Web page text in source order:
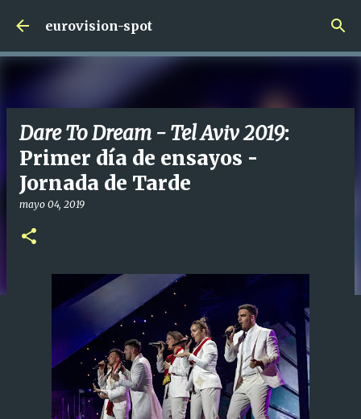
Ir al contenido principal
eurovision-spot
Dare To Dream - Tel Aviv 2019:
Primer día de ensayos -
Jornada de Tarde
mayo 04, 2019